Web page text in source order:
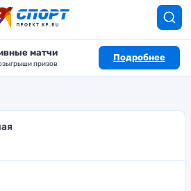
матчи
призов
Подробнее